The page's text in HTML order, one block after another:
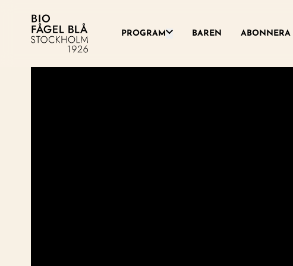
PROGRAM Växla denna rullgardinsmeny
BAREN ABONNERA